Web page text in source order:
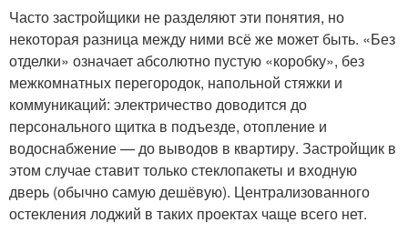
Часто застройщики не разделяют эти понятия, но
некоторая разница между ними всё же может быть. «Без
отделки» означает абсолютно пустую «коробку», без
межкомнатных перегородок, напольной стяжки и
коммуникаций: электричество доводится до
персонального щитка в подъезде, отопление и
водоснабжение — до выводов в квартиру. Застройщик в
этом случае ставит только стеклопакеты и входную
дверь (обычно самую дешёвую). Централизованного
остекления лоджий в таких проектах чаще всего нет.